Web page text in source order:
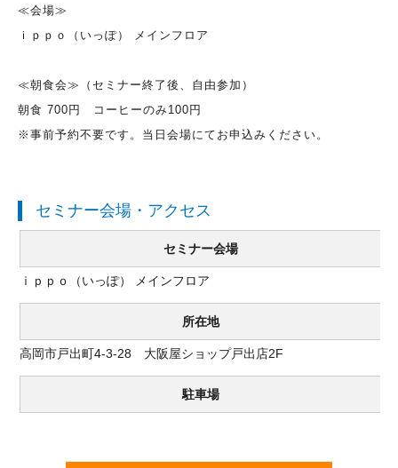
≪会場≫
ｉｐｐｏ（いっぽ） メインフロア
≪朝食会≫（セミナー終了後、自由参加）
朝食 700円 コーヒーのみ100円
※事前予約不要です。当日会場にてお申込みください。
セミナー会場・アクセス
セミナー会場
ｉｐｐｏ（いっぽ） メインフロア
所在地
高岡市戸出町4-3-28 大阪屋ショップ戸出店2F
駐車場